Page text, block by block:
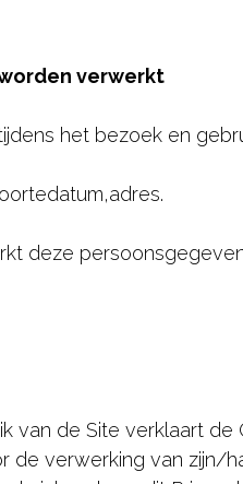
verwerkt
het bezoek en
deze
van de Site verklaart
de verwerking van